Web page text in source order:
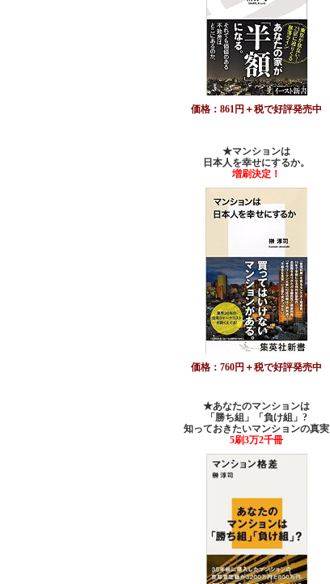
価格：861円＋税で好評発売中
★マンションは
日本人を幸せにするか。
増刷決定！
価格：760円＋税で好評発売中
★あなたのマンションは
「勝ち組」「負け組」?
知っておきたいマンションの真実
5刷3万2千冊